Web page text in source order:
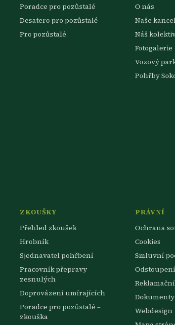
Poradce pro pozůstalé
Desatero pro pozůstalé
Pro pozůstalé
O nás
Naše
Náš
Fotogalerie
Vozový
Pohřby
ZKOUŠKY
Přehled zkoušek
Hrobník
Sjednavatel pohřbení
Pracovník přepravy
zesnulých
Doprovázení umírajících
Poradce pro pozůstalé –
zkouška
PRÁVNÍ
Ochrana
Cookies
Smluvní
Webdesign